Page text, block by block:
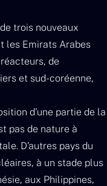
trois nouveaux
les Emirats Arabes
de
et sud-coréenne,
d’une partie de la
pas de nature à
D’autres pays du
à un stade plus
aux Philippines,